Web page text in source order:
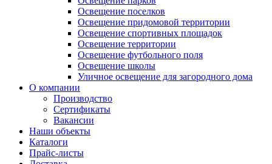
Освещение поселков
Освещение придомовой территории
Освещение спортивных площадок
Освещение территории
Освещение футбольного поля
Освещение школы
Уличное освещение для загородного дома
О компании
Производство
Сертификаты
Вакансии
Наши объекты
Каталоги
Прайс-листы